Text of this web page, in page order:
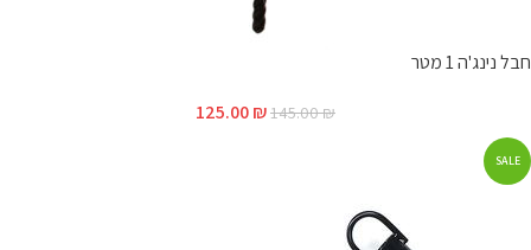
חבל נינג'ה 1 מטר
145.00₪
125.00₪
SALE